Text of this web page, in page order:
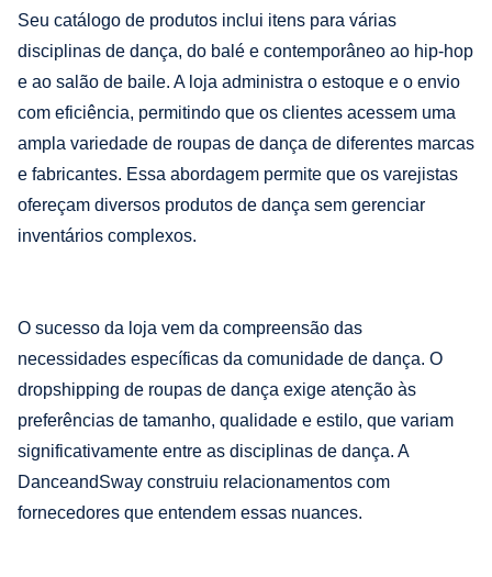
Seu catálogo de produtos inclui itens para várias
disciplinas de dança, do balé e contemporâneo ao hip-hop
e ao salão de baile. A loja administra o estoque e o envio
com eficiência, permitindo que os clientes acessem uma
ampla variedade de roupas de dança de diferentes marcas
e fabricantes. Essa abordagem permite que os varejistas
ofereçam diversos produtos de dança sem gerenciar
inventários complexos.
O sucesso da loja vem da compreensão das
necessidades específicas da comunidade de dança. O
dropshipping de roupas de dança exige atenção às
preferências de tamanho, qualidade e estilo, que variam
significativamente entre as disciplinas de dança. A
DanceandSway construiu relacionamentos com
fornecedores que entendem essas nuances.